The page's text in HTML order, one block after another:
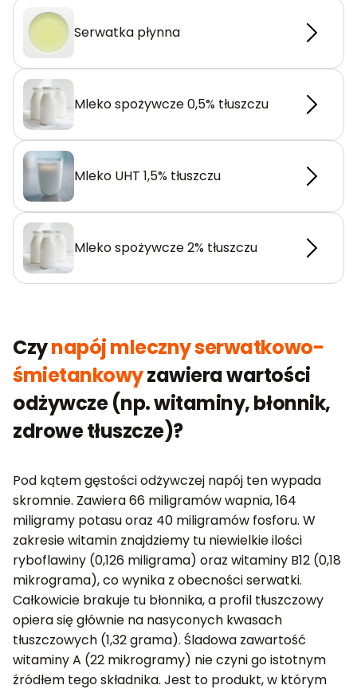
Serwatka płynna
Mleko spożywcze 0,5% tłuszczu
Mleko UHT 1,5% tłuszczu
Mleko spożywcze 2% tłuszczu
Czynapój mleczny serwatkowo-
śmietankowyzawiera wartości
odżywcze (np. witaminy, błonnik,
zdrowe tłuszcze)?
Pod kątem gęstości odżywczej napój ten wypada
skromnie. Zawiera 66 miligramów wapnia, 164
miligramy potasu oraz 40 miligramów fosforu. W
zakresie witamin znajdziemy tu niewielkie ilości
ryboflawiny (0,126 miligrama) oraz witaminy B12 (0,18
mikrograma), co wynika z obecności serwatki.
Całkowicie brakuje tu błonnika, a profil tłuszczowy
opiera się głównie na nasyconych kwasach
tłuszczowych (1,32 grama). Śladowa zawartość
witaminy A (22 mikrogramy) nie czyni go istotnym
źródłem tego składnika. Jest to produkt, w którym